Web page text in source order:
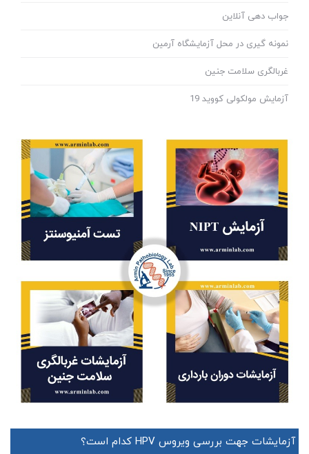
جواب دهی آنلاین
نمونه گیری در محل آزمایشگاه آرمین
غربالگری سلامت جنین
آزمایش مولکولی کووید 19
آزمایشات جهت بررسی ویروس HPV کدام است؟